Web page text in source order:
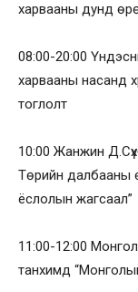
харвааны дунд
08:00-20:00
харвааны насанд
тоглолт
10:00 Жанжин
Төрийн далбааны
ёслолын жагсаал”
11:00-12:00
танхимд